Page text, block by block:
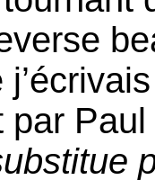
par